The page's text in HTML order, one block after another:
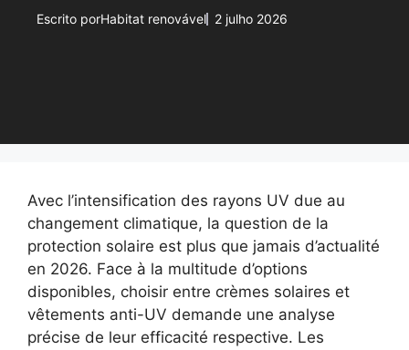
Escrito porHabitat renovável 2 julho 2026
Avec l’intensification des rayons UV due au
changement climatique, la question de la
protection solaire est plus que jamais d’actualité
en 2026. Face à la multitude d’options
disponibles, choisir entre crèmes solaires et
vêtements anti-UV demande une analyse
précise de leur efficacité respective. Les